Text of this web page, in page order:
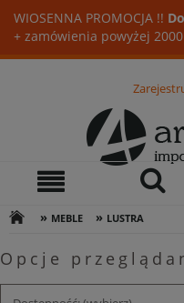
WIOSENNA PROMOCJA !!
+ zamówienia powyżej 2000
» MEBLE » LUSTRA
Opcje